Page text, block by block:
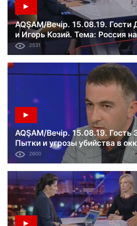
AQŞAM/Вечір. 15.08.19.
и Игорь Козий. Тема: Россия
создает новое оружие.
2531
AQŞAM/Вечір. 15.08.19.
Пытки и угрозы убийства в
Крыму.
2600